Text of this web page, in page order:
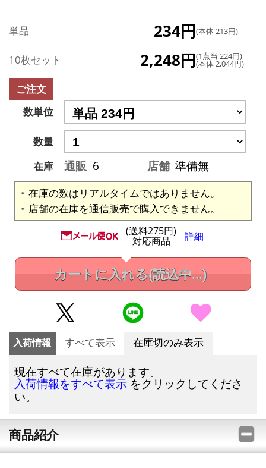
単品 234円(本体 213円)
10枚セット 2,248円(1点当 224円)
(本体 2,044円)
ご注文
数単位
数量
在庫
通販 6 店舗 準備無
在庫の数はリアルタイムではありません。
店舗の在庫を通信販売で購入できません。
(送料275円)
対応商品 詳細
カートに入れる(読込中...)
入荷情報 すべて表示 在庫切のみ表示
現在すべて在庫があります。
入荷情報をすべて表示 をクリックしてくださ
い。
商品紹介